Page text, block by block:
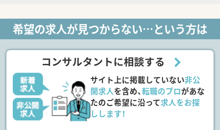
希望の求人が見つからない…という方は
コンサルタントに相談する
サイト上に掲載していない非公
開求人を含め、転職のプロがあな
たのご希望に沿って求人をお探
しします！